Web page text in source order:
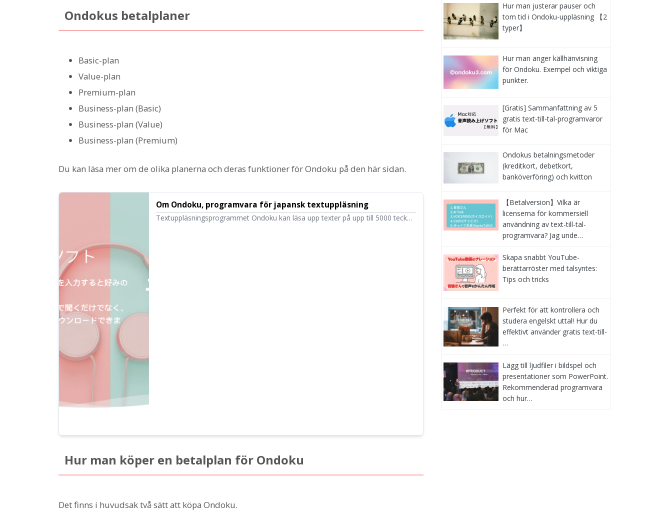
Ondokus betalplaner
Basic-plan
Value-plan
Premium-plan
Business-plan (Basic)
Business-plan (Value)
Business-plan (Premium)
Du kan läsa mer om de olika planerna och deras funktioner för Ondoku på den här sidan.
Om Ondoku, programvara för japansk textuppläsning
Textuppläsningsprogrammet Ondoku kan läsa upp texter på upp till 5000 tecken
Hur man köper en betalplan för Ondoku
Det finns i huvudsak två sätt att köpa Ondoku.
Hur man justerar pauser och
tom tid i Ondoku-uppläsning 【2
typer】
Hur man anger källhänvisning
för Ondoku. Exempel och viktiga
punkter.
[Gratis] Sammanfattning av 5
gratis text-till-tal-programvaror
för Mac
Ondokus betalningsmetoder
(kreditkort, debetkort,
banköverföring) och kvitton
【Betalversion】Vilka är
licenserna för kommersiell
användning av text-till-tal-
programvara? Jag unde…
Skapa snabbt YouTube-
berättarröster med talsyntes:
Tips och tricks
Perfekt för att kontrollera och
studera engelskt uttal! Hur du
effektivt använder gratis text-till-
…
Lägg till ljudfiler i bildspel och
presentationer som PowerPoint.
Rekommenderad programvara
och hur…